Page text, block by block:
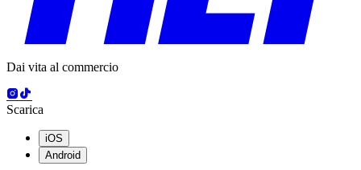
Dai vita al commercio
Scarica
iOS
Android